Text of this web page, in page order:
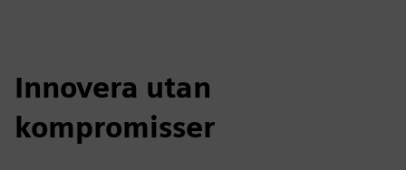
Innovera utan
kompromisser